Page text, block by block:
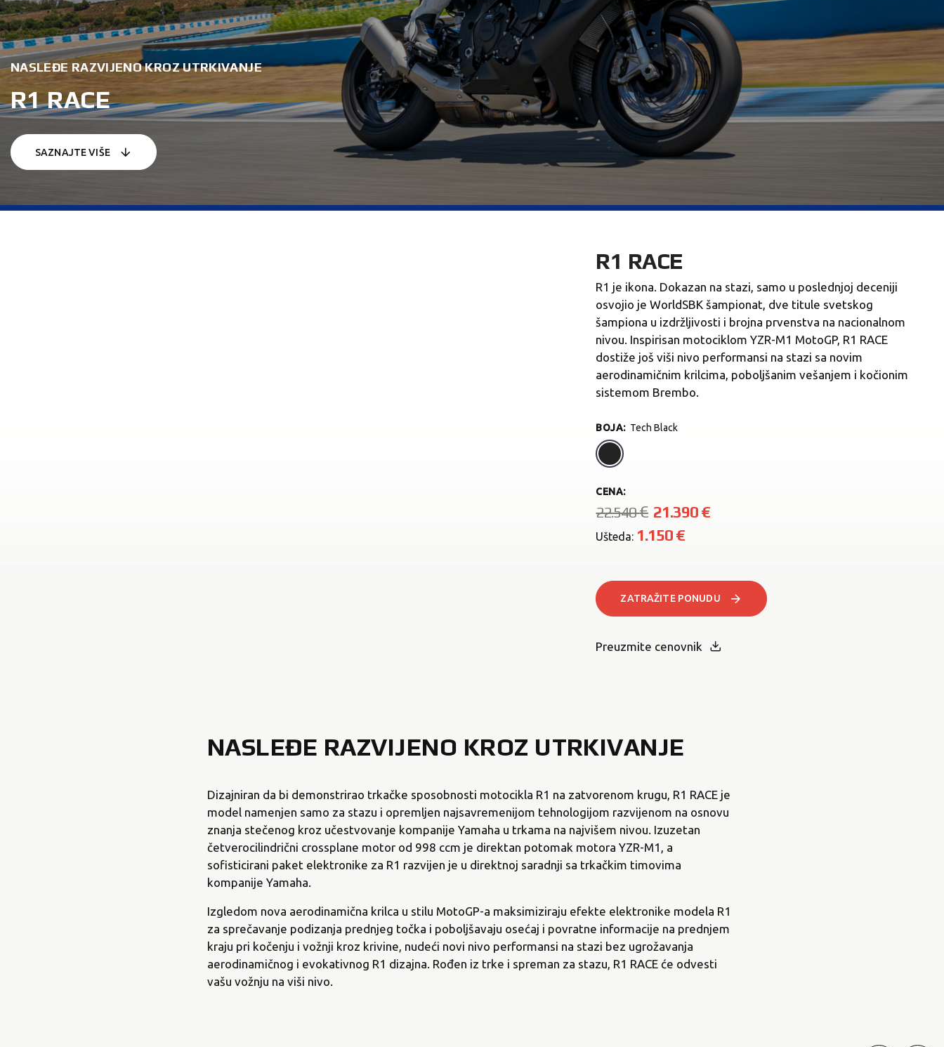
NASLEĐE RAZVIJENO KROZ UTRKIVANJE
R1 RACE
SAZNAJTE VIŠE
R1 RACE
R1 je ikona. Dokazan na stazi, samo u poslednjoj deceniji
osvojio je WorldSBK šampionat, dve titule svetskog
šampiona u izdržljivosti i brojna prvenstva na nacionalnom
nivou. Inspirisan motociklom YZR-M1 MotoGP, R1 RACE
dostiže još viši nivo performansi na stazi sa novim
aerodinamičnim krilcima, poboljšanim vešanjem i kočionim
sistemom Brembo.
BOJA: Tech Black
ZATRAŽITE PONUDU
Preuzmite cenovnik
CENA:
22.540€ 21.390€
Ušteda: 1.150€
NASLEĐE RAZVIJENO KROZ UTRKIVANJE
Dizajniran da bi demonstrirao trkačke sposobnosti motocikla R1 na zatvorenom krugu, R1 RACE je
model namenjen samo za stazu i opremljen najsavremenijom tehnologijom razvijenom na osnovu
znanja stečenog kroz učestvovanje kompanije Yamaha u trkama na najvišem nivou. Izuzetan
četverocilindrični crossplane motor od 998 ccm je direktan potomak motora YZR-M1, a
sofisticirani paket elektronike za R1 razvijen je u direktnoj saradnji sa trkačkim timovima
kompanije Yamaha.
Izgledom nova aerodinamična krilca u stilu MotoGP-a maksimiziraju efekte elektronike modela R1
za sprečavanje podizanja prednjeg točka i poboljšavaju osećaj i povratne informacije na prednjem
kraju pri kočenju i vožnji kroz krivine, nudeći novi nivo performansi na stazi bez ugrožavanja
aerodinamičnog i evokativnog R1 dizajna. Rođen iz trke i spreman za stazu, R1 RACE će odvesti
vašu vožnju na viši nivo.